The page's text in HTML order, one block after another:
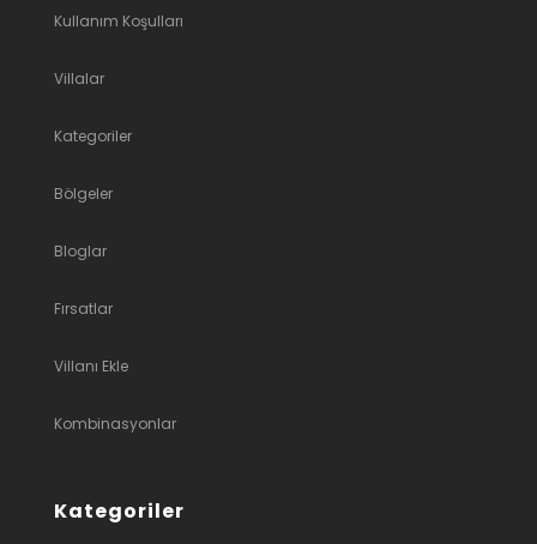
Kullanım Koşulları
Villalar
Kategoriler
Bölgeler
Bloglar
Fırsatlar
Villanı Ekle
Kombinasyonlar
Kategoriler